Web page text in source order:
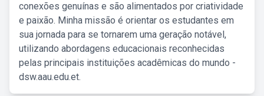
conexões genuínas e são alimentados por criatividade
e paixão. Minha missão é orientar os estudantes em
sua jornada para se tornarem uma geração notável,
utilizando abordagens educacionais reconhecidas
pelas principais instituições acadêmicas do mundo -
dsw.aau.edu.et.